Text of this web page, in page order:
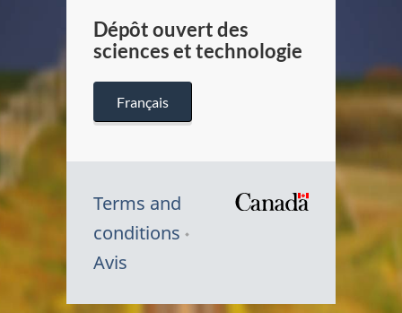
Dépôt ouvert des
sciences et technologie
Français
Terms and
conditions
Avis
Symbole